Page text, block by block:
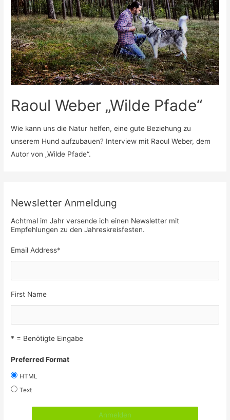
Raoul Weber „Wilde Pfade“
Wie kann uns die Natur helfen, eine gute Beziehung zu
unserem Hund aufzubauen? Interview mit Raoul Weber, dem
Autor von „Wilde Pfade“.
Newsletter Anmeldung
Achtmal im Jahr versende ich einen Newsletter mit
Empfehlungen zu den Jahreskreisfesten.
Email Address*
First Name
* = Benötigte Eingabe
Preferred Format
HTML
Text